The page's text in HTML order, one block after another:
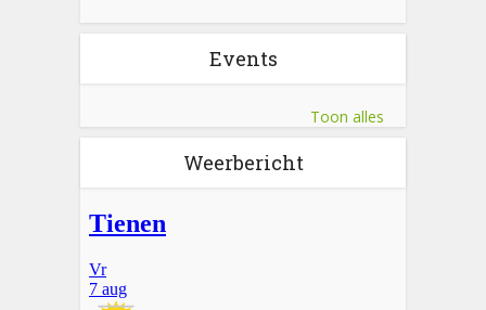
Events
Toon alles
Weerbericht